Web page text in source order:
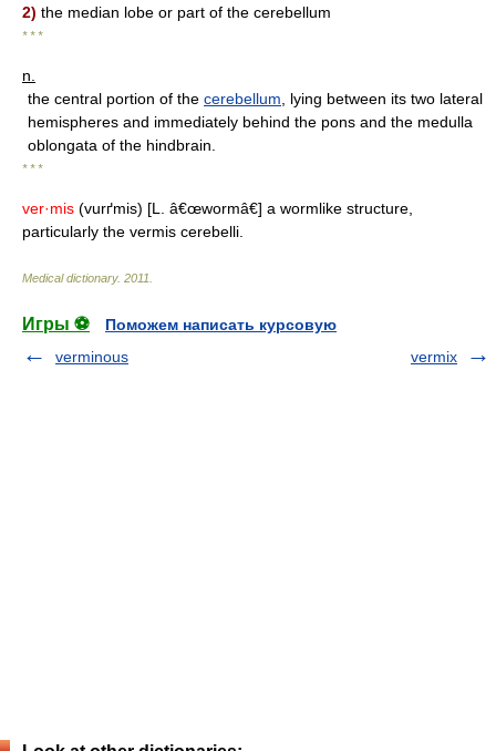
2) the median lobe or part of the cerebellum
* * *
n.
the central portion of the cerebellum , lying between its two lateral
hemispheres and immediately behind the pons and the medulla
oblongata of the hindbrain.
* * *
ver·mis (vurґmis) [L. â€œwormâ€] a wormlike structure,
particularly the vermis cerebelli.
Medical dictionary. 2011
Игры ⚽
Поможем написать курсовую
verminous
vermix